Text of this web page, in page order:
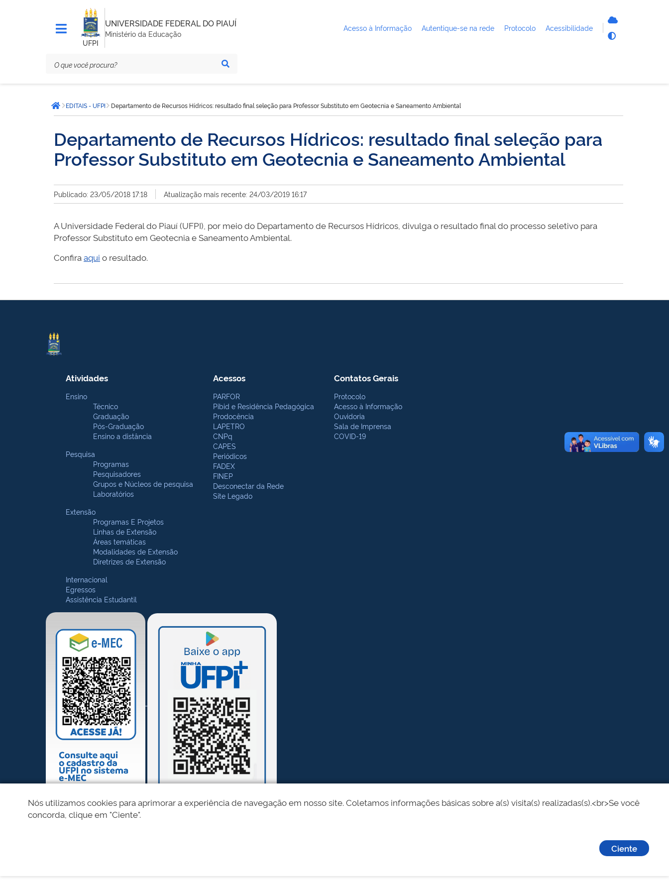
UFPI
UNIVERSIDADE FEDERAL DO PIAUÍ
Ministério da Educação
Acesso à Informação Autentique-se na rede Protocolo Acessibilidade
está
aqui:Página inicial
EDITAIS - UFPI Departamento de Recursos Hídricos: resultado final seleção para Professor Substituto em Geotecnia e Saneamento Ambiental
Departamento de Recursos Hídricos: resultado final seleção para
Professor Substituto em Geotecnia e Saneamento Ambiental
Publicado: 23/05/2018 17:18 Atualização mais recente: 24/03/2019 16:17
A Universidade Federal do Piauí (UFPI), por meio do Departamento de Recursos Hídricos, divulga o resultado final do processo seletivo para
Professor Substituto em Geotecnia e Saneamento Ambiental.
Confiraaqui o resultado.
Atividades
Ensino
Técnico
Graduação
Pós-Graduação
Ensino a distância
Pesquisa
Programas
Pesquisadores
Grupos e Núcleos de pesquisa
Laboratórios
Extensão
Programas E Projetos
Linhas de Extensão
Áreas temáticas
Modalidades de Extensão
Diretrizes de Extensão
Internacional
Egressos
Assistência Estudantil
Acessos
PARFOR
Pibid e Residência Pedagógica
Prodocência
LAPETRO
CNPq
CAPES
Periódicos
FADEX
FINEP
Desconectar da Rede
Site Legado
Contatos Gerais
Protocolo
Acesso à Informação
Ouvidoria
Sala de Imprensa
COVID-19
Nós utilizamos cookies para aprimorar a experiência de navegação em nosso site. Coletamos informações básicas sobre a(s) visita(s) realizadas(s).<br>Se você
concorda, clique em "Ciente".
Ciente